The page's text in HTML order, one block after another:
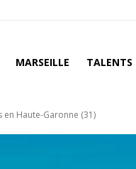
MARSEILLE TALENTS
en Haute-Garonne (31)